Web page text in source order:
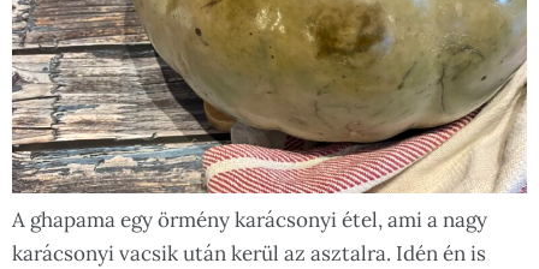
A ghapama egy örmény karácsonyi étel, ami a nagy
karácsonyi vacsik után kerül az asztalra. Idén én is